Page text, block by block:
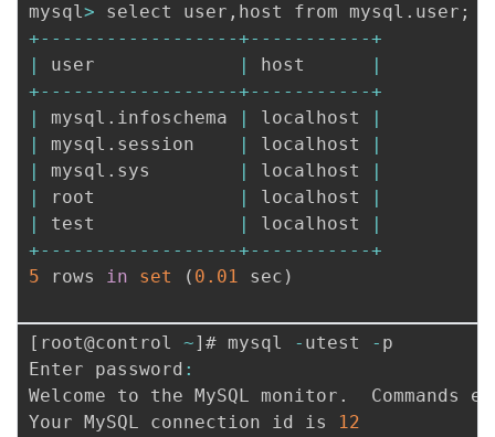
mysql> select user , host from mysql . user ;
+-- -- -- -- -- -- -- -- --+-- -- -- -- -- -+
user host
+-- -- -- -- -- -- -- -- --+-- -- -- -- -- -+
mysql . infoschema localhost
mysql . session localhost
mysql . sys localhost
root localhost
test localhost
+-- -- -- -- -- -- -- -- --+-- -- -- -- -- -+
5 rows in set ( 0.01 sec )
[ root@control ~] # mysql - utest - p
Enter password :
Welcome to the MySQL monitor .
Commands
Your MySQL connection id is
12